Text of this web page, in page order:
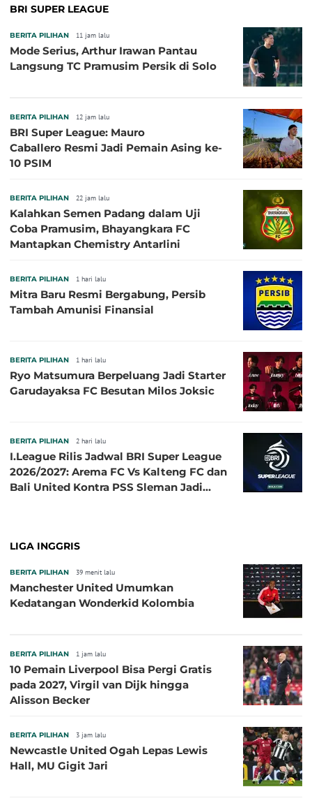
BRI SUPER LEAGUE
BERITA PILIHAN 11 jam lalu
Mode Serius, Arthur Irawan Pantau
Langsung TC Pramusim Persik di Solo
BERITA PILIHAN 12 jam lalu
BRI Super League: Mauro
Caballero Resmi Jadi Pemain Asing ke-
10 PSIM
BERITA PILIHAN 22 jam lalu
Kalahkan Semen Padang dalam Uji
Coba Pramusim, Bhayangkara FC
Mantapkan Chemistry Antarlini
BERITA PILIHAN 1 hari lalu
Mitra Baru Resmi Bergabung, Persib
Tambah Amunisi Finansial
BERITA PILIHAN 1 hari lalu
Ryo Matsumura Berpeluang Jadi Starter
Garudayaksa FC Besutan Milos Joksic
BERITA PILIHAN 2 hari lalu
I.League Rilis Jadwal BRI Super League
2026/2027: Arema FC Vs Kalteng FC dan
Bali United Kontra PSS Sleman Jadi
LIGA INGGRIS
BERITA PILIHAN 39 menit lalu
Manchester United Umumkan
Kedatangan Wonderkid Kolombia
BERITA PILIHAN 1 jam lalu
10 Pemain Liverpool Bisa Pergi Gratis
pada 2027, Virgil van Dijk hingga
Alisson Becker
BERITA PILIHAN 3 jam lalu
Newcastle United Ogah Lepas Lewis
Hall, MU Gigit Jari